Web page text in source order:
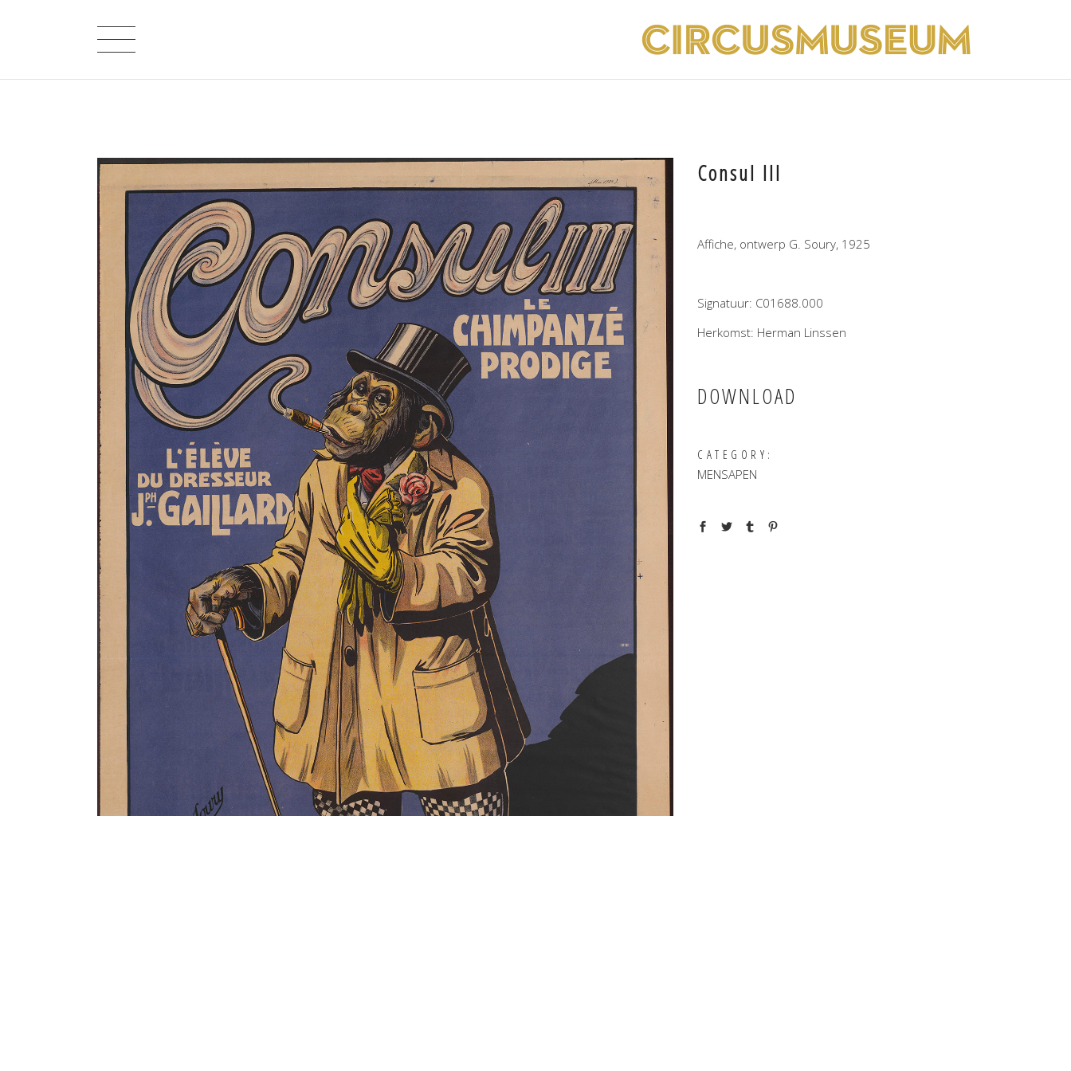
Consul III
Affiche, ontwerp G. Soury, 1925
Signatuur: C01688.000
Herkomst: Herman Linssen
DOWNLOAD
CATEGORY:
MENSAPEN